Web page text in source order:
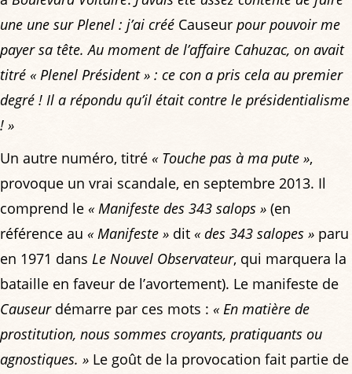
une une sur Plenel : j’ai créé Causeur pour pouvoir me
payer sa tête. Au moment de l’affaire Cahuzac, on avait
titré « Plenel Président » : ce con a pris cela au premier
degré ! Il a répondu qu’il était contre le présidentialisme
! »
Un autre numéro, titré « Touche pas à ma pute »,
provoque un vrai scandale, en septembre 2013. Il
comprend le « Manifeste des 343 salops » (en
référence au « Manifeste » dit « des 343 salopes » paru
en 1971 dans Le Nouvel Observateur, qui marquera la
bataille en faveur de l’avortement). Le manifeste de
Causeurdémarre par ces mots : « En matière de
prostitution, nous sommes croyants, pratiquants ou
agnostiques. » Le goût de la provocation fait partie de